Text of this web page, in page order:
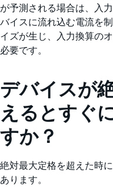
が予測される場合は、入
バイスに流れ込む電流を
イズが生じ、入力換算の
必要です。
デバイスが
えるとすぐ
すか？
絶対最大定格を超えた時
あります。